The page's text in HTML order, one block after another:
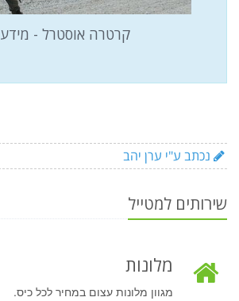
קרטרה אוסטרל - מידע
נכתב ע"י ערן יהב
שירותים למטייל
מלונות
מגוון מלונות עצום במחיר לכל כיס.